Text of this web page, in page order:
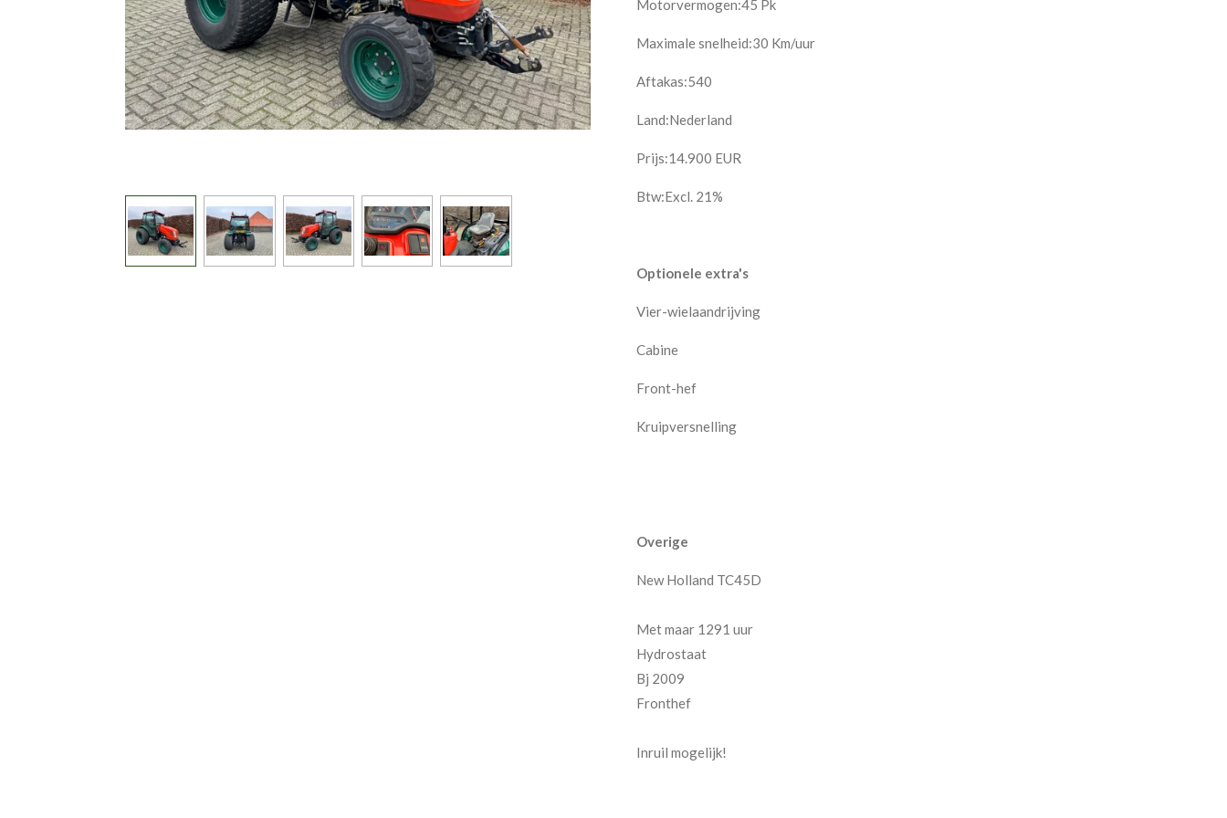
Motorvermogen:45 Pk
Maximale snelheid:30 Km/uur
Aftakas:540
Land:Nederland
Prijs:14.900 EUR
Btw:Excl. 21%
Optionele extra's
Vier-wielaandrijving
Cabine
Front-hef
Kruipversnelling
Overige
New Holland TC45D
Met maar 1291 uur
Hydrostaat
Bj 2009
Fronthef
Inruil mogelijk!